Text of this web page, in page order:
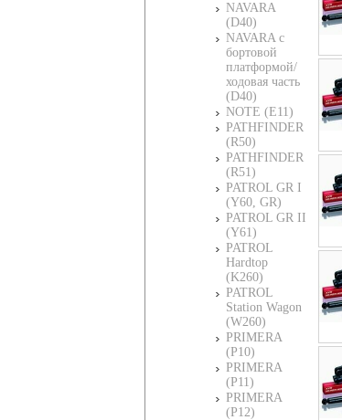
NAVARA
(D40)
NAVARA c
бортовой
платформой/
ходовая часть
(D40)
NOTE (E11)
PATHFINDER
(R50)
PATHFINDER
(R51)
PATROL GR I
(Y60, GR)
PATROL GR II
(Y61)
PATROL
Hardtop
(K260)
PATROL
Station Wagon
(W260)
PRIMERA
(P10)
PRIMERA
(P11)
PRIMERA
(P12)